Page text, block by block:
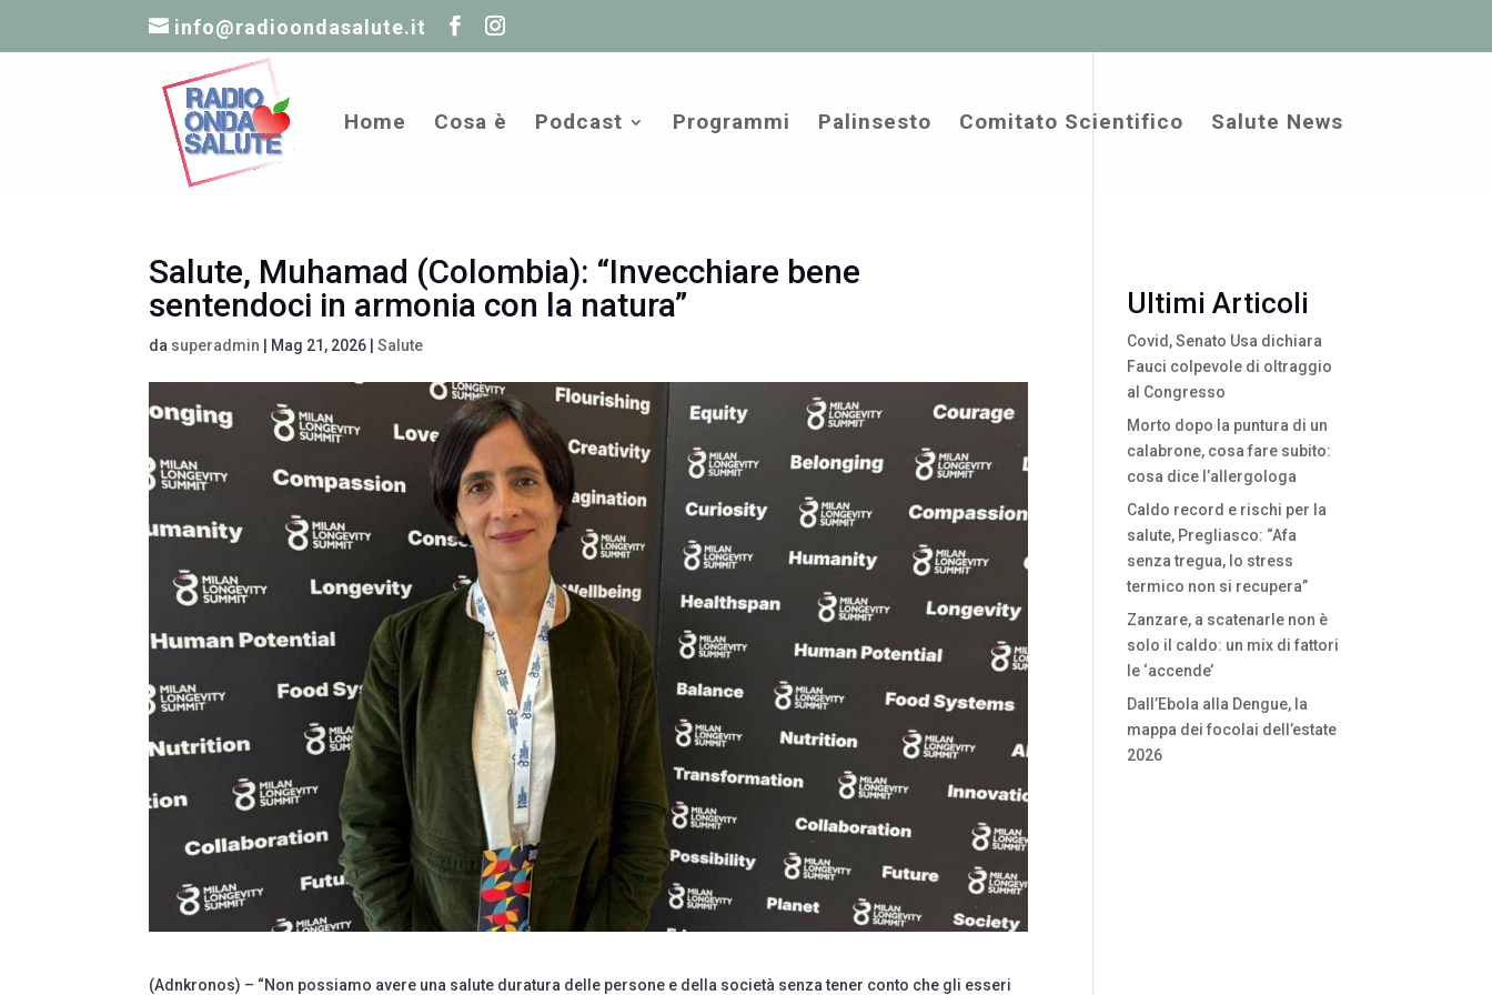
info@radioondasalute.it
Home Cosa è Podcast Programmi Palinsesto Comitato Scientifico Salute News
Salute, Muhamad (Colombia): “Invecchiare bene
sentendoci in armonia con la natura”
da superadmin Mag 21, 2026 |Salute
(Adnkronos) – “Non possiamo avere una salute duratura delle persone e della società senza tener conto che gli esseri
Ultimi Articoli
Covid, Senato Usa dichiara
Fauci colpevole di oltraggio
al Congresso
Morto dopo la puntura di un
calabrone, cosa fare subito:
cosa dice l’allergologa
Caldo record e rischi per la
salute, Pregliasco: “Afa
senza tregua, lo stress
termico non si recupera”
Zanzare, a scatenarle non è
solo il caldo: un mix di fattori
le ‘accende’
Dall’Ebola alla Dengue, la
mappa dei focolai dell’estate
2026